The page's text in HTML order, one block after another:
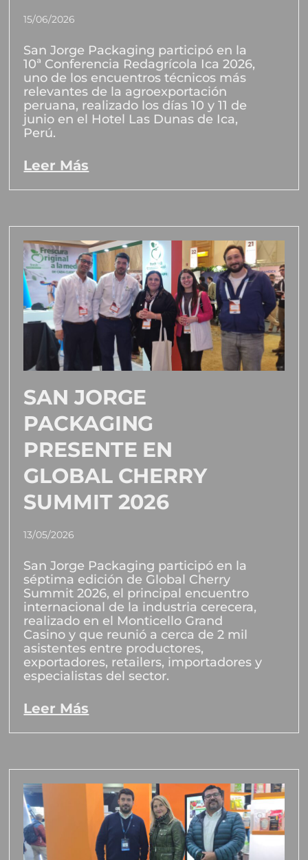
15/06/2026
San Jorge Packaging participó en la
10ª Conferencia Redagrícola Ica 2026,
uno de los encuentros técnicos más
relevantes de la agroexportación
peruana, realizado los días 10 y 11 de
junio en el Hotel Las Dunas de Ica,
Perú.
Leer Más
SAN JORGE
PACKAGING
PRESENTE EN
GLOBAL CHERRY
SUMMIT 2026
13/05/2026
San Jorge Packaging participó en la
séptima edición de Global Cherry
Summit 2026, el principal encuentro
internacional de la industria cerecera,
realizado en el Monticello Grand
Casino y que reunió a cerca de 2 mil
asistentes entre productores,
exportadores, retailers, importadores y
especialistas del sector.
Leer Más